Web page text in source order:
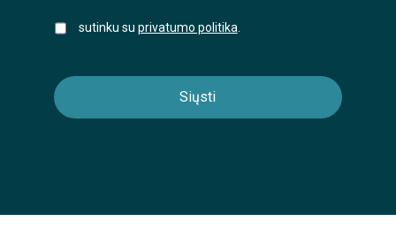
sutinku su privatumo politika